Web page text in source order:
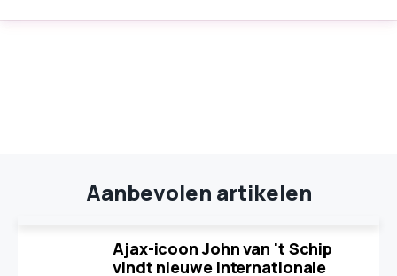
Aanbevolen artikelen
Ajax-icoon John van 't Schip
vindt nieuwe internationale